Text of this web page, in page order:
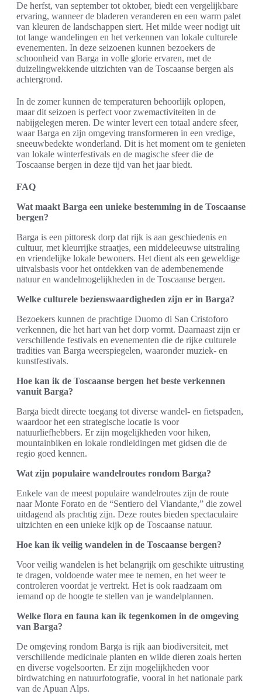
De herfst, van september tot oktober, biedt een vergelijkbare
ervaring, wanneer de bladeren veranderen en een warm palet
van kleuren de landschappen siert. Het milde weer nodigt uit
tot lange wandelingen en het verkennen van lokale culturele
evenementen. In deze seizoenen kunnen bezoekers de
schoonheid van Barga in volle glorie ervaren, met de
duizelingwekkende uitzichten van de Toscaanse bergen als
achtergrond.
In de zomer kunnen de temperaturen behoorlijk oplopen,
maar dit seizoen is perfect voor zwemactiviteiten in de
nabijgelegen meren. De winter levert een totaal andere sfeer,
waar Barga en zijn omgeving transformeren in een vredige,
sneeuwbedekte wonderland. Dit is het moment om te genieten
van lokale winterfestivals en de magische sfeer die de
Toscaanse bergen in deze tijd van het jaar biedt.
FAQ
Wat maakt Barga een unieke bestemming in de Toscaanse
bergen?
Barga is een pittoresk dorp dat rijk is aan geschiedenis en
cultuur, met kleurrijke straatjes, een middeleeuwse uitstraling
en vriendelijke lokale bewoners. Het dient als een geweldige
uitvalsbasis voor het ontdekken van de adembenemende
natuur en wandelmogelijkheden in de Toscaanse bergen.
Welke culturele bezienswaardigheden zijn er in Barga?
Bezoekers kunnen de prachtige Duomo di San Cristoforo
verkennen, die het hart van het dorp vormt. Daarnaast zijn er
verschillende festivals en evenementen die de rijke culturele
tradities van Barga weerspiegelen, waaronder muziek- en
kunstfestivals.
Hoe kan ik de Toscaanse bergen het beste verkennen
vanuit Barga?
Barga biedt directe toegang tot diverse wandel- en fietspaden,
waardoor het een strategische locatie is voor
natuurliefhebbers. Er zijn mogelijkheden voor hiken,
mountainbiken en lokale rondleidingen met gidsen die de
regio goed kennen.
Wat zijn populaire wandelroutes rondom Barga?
Enkele van de meest populaire wandelroutes zijn de route
naar Monte Forato en de “Sentiero del Viandante,” die zowel
uitdagend als prachtig zijn. Deze routes bieden spectaculaire
uitzichten en een unieke kijk op de Toscaanse natuur.
Hoe kan ik veilig wandelen in de Toscaanse bergen?
Voor veilig wandelen is het belangrijk om geschikte uitrusting
te dragen, voldoende water mee te nemen, en het weer te
controleren voordat je vertrekt. Het is ook raadzaam om
iemand op de hoogte te stellen van je wandelplannen.
Welke flora en fauna kan ik tegenkomen in de omgeving
van Barga?
De omgeving rondom Barga is rijk aan biodiversiteit, met
verschillende medicinale planten en wilde dieren zoals herten
en diverse vogelsoorten. Er zijn mogelijkheden voor
birdwatching en natuurfotografie, vooral in het nationale park
van de Apuan Alps.